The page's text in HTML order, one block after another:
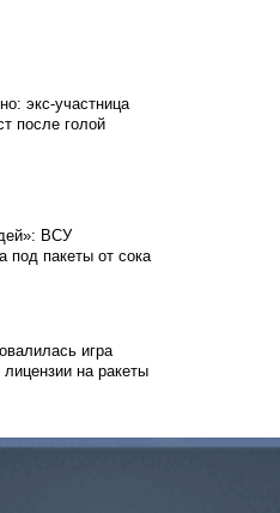
экс-участница
после голой
ВСУ
под пакеты от сока
игра
на ракеты